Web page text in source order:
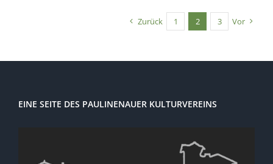
Zurück 1 2 3 Vor
EINE SEITE DES PAULINENAUER KULTURVEREINS